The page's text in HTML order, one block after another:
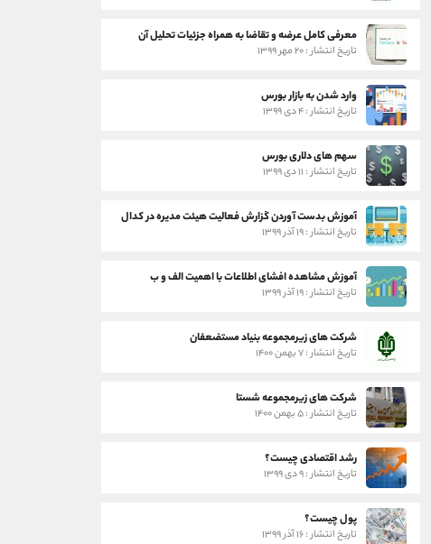
معرفی کامل عرضه و تقاضا به همراه جزئیات تحلیل آن
تاریخ انتشار : ۲۰ مهر ۱۳۹۹
وارد شدن به بازار بورس
تاریخ انتشار : ۴ دی ۱۳۹۹
سهم های دلاری بورس
تاریخ انتشار : ۱۱ دی ۱۳۹۹
آموزش بدست آوردن گزارش فعالیت هیئت مدیره در کدال
تاریخ انتشار : ۱۹ آذر ۱۳۹۹
آموزش مشاهده افشای اطلاعات با اهمیت الف و ب
تاریخ انتشار : ۱۹ آذر ۱۳۹۹
شرکت های زیرمجموعه بنیاد مستضعفان
تاریخ انتشار : ۷ بهمن ۱۴۰۰
شرکت های زیرمجموعه شستا
تاریخ انتشار : ۵ بهمن ۱۴۰۰
رشد اقتصادی چیست؟
تاریخ انتشار : ۹ دی ۱۳۹۹
پول چیست؟
تاریخ انتشار : ۱۶ آذر ۱۳۹۹